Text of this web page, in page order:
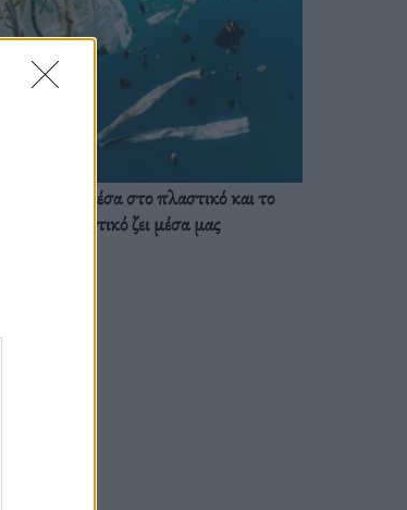
Ζούμε ήδη μέσα στο πλαστικό και το
πλαστικό ζει μέσα μας